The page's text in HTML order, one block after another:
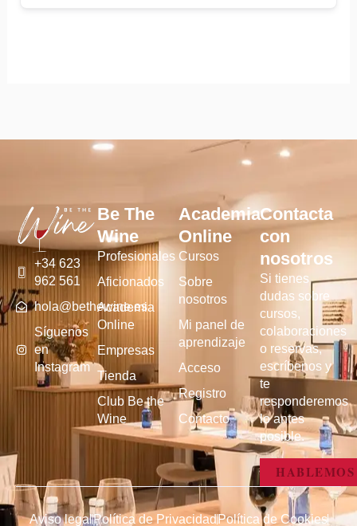
+34 623
962 561
hola@bethewine.es
Síguenos
en
Instagram
Be The
Wine
Profesionales
Aficionados
Academia
Online
Empresas
Tienda
Club Be the
Wine
Academia
Online
Cursos
Sobre
nosotros
Mi panel de
aprendizaje
Acceso
Registro
Contacto
Contacta
con
nosotros
Si tienes
dudas sobre
cursos,
colaboraciones
o reservas,
escríbenos y
te
responderemos
lo antes
posible.
HABLEMOS
Aviso legalPolítica de PrivacidadPolítica de Cookies